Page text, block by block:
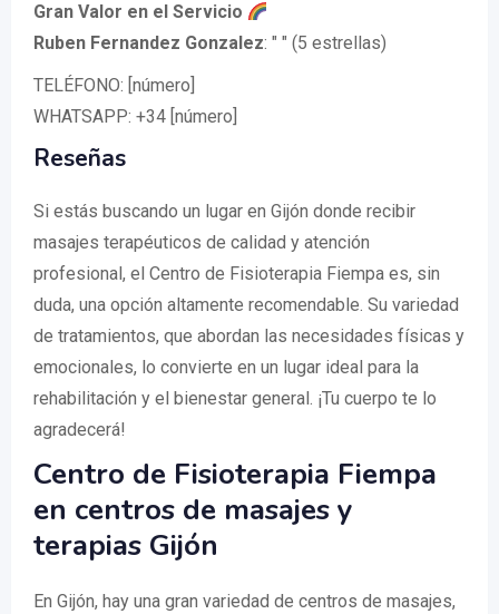
Gran Valor en el Servicio
Ruben Fernandez Gonzalez: " " (5 estrellas)
TELÉFONO: [número]
WHATSAPP: +34 [número]
Reseñas
Si estás buscando un lugar en Gijón donde recibir
masajes terapéuticos de calidad y atención
profesional, el Centro de Fisioterapia Fiempa es, sin
duda, una opción altamente recomendable. Su variedad
de tratamientos, que abordan las necesidades físicas y
emocionales, lo convierte en un lugar ideal para la
rehabilitación y el bienestar general. ¡Tu cuerpo te lo
agradecerá!
Centro de Fisioterapia Fiempa
en centros de masajes y
terapias Gijón
En Gijón, hay una gran variedad de centros de masajes,